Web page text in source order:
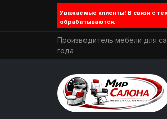
Уважаемые клиенты! В связи с
обрабатываются.
Производитель мебели для
года